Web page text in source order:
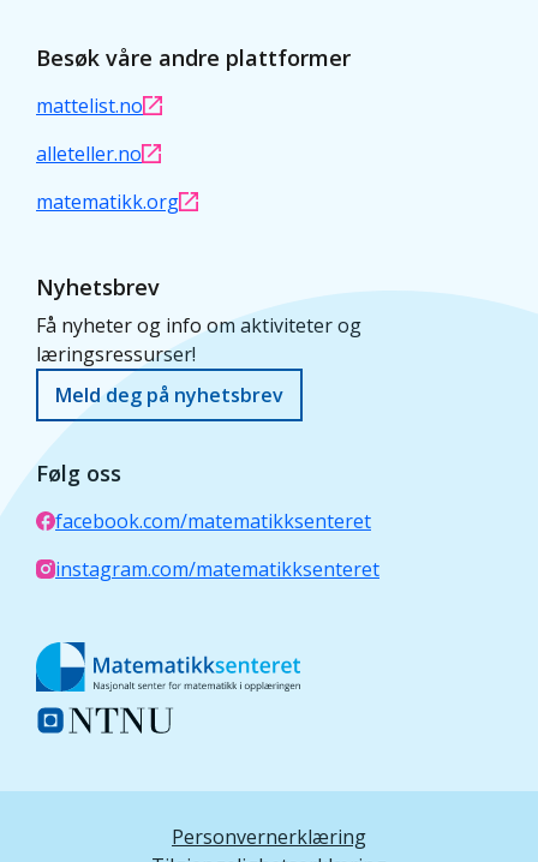
Besøk våre andre plattformer
mattelist.no
alleteller.no
matematikk.org
Nyhetsbrev
Få nyheter og info om aktiviteter og
læringsressurser!
Meld deg på nyhetsbrev
Følg oss
facebook.com/matematikksenteret
instagram.com/matematikksenteret
Personvernerklæring